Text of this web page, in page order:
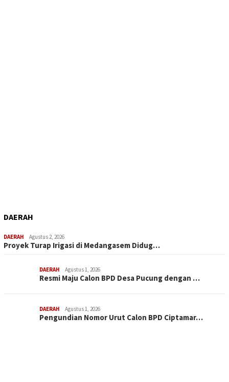
DAERAH
DAERAH Agustus 2, 2026
Proyek Turap Irigasi di Medangasem Didug…
DAERAH Agustus 1, 2026
Resmi Maju Calon BPD Desa Pucung dengan …
DAERAH Agustus 1, 2026
Pengundian Nomor Urut Calon BPD Ciptamar…